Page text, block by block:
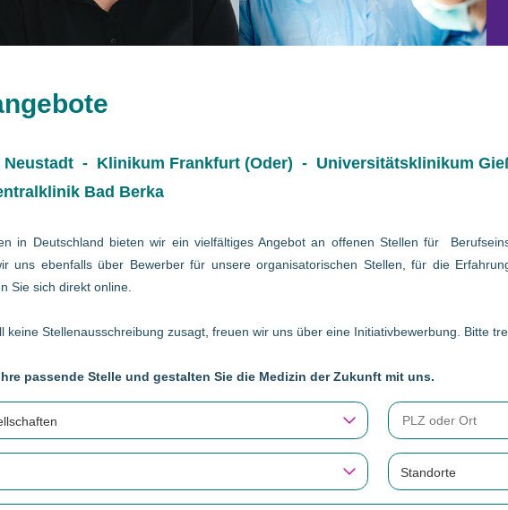
Neustadt - Klinikum Frankfurt (Oder) - Universitätsklinikum
Bad Berka
in Deutschland bieten wir ein vielfältiges Angebot an offenen Stellen für
uns ebenfalls über Bewerber für unsere organisatorischen Stellen, für die
Sie sich direkt online.
keine Stellenausschreibung zusagt, freuen wir uns über eine Initiativbewerbung. Bitte
passende Stelle und gestalten Sie die Medizin der Zukunft mit uns.
Standorte